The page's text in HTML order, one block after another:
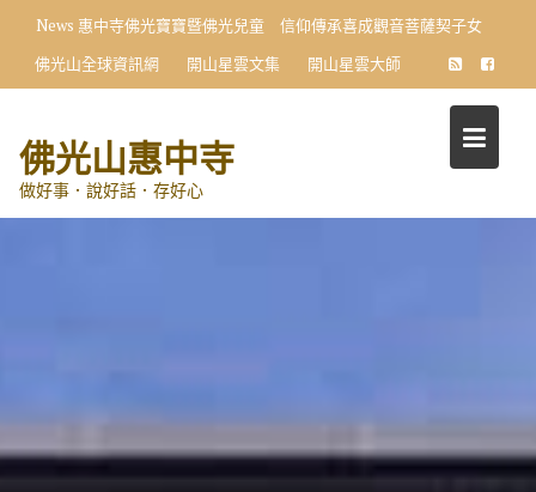
content
News 惠中寺佛光寶寶暨佛光兒童 信仰傳承喜成觀音菩薩契子女
佛光山全球資訊網
開山星雲文集 開山星雲大師
佛光山惠中寺
做好事．說好話．存好心